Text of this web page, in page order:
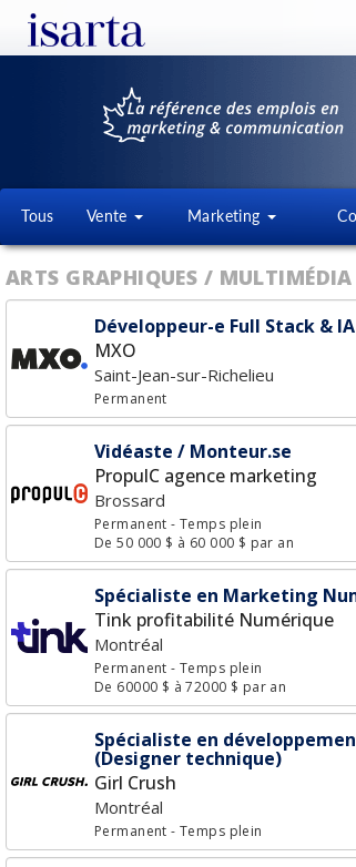
Tous Vente Marketing
ARTS GRAPHIQUES /
Développeur-e Full Stack & IA
MXO
Saint-Jean-sur-Richelieu
Permanent
Vidéaste / Monteur.se
PropulC agence marketing
Brossard
Permanent- Temps plein
De 50 000 $ à 60 000 $ par an
Spécialiste en Marketing
Tink profitabilité Numérique
Montréal
Permanent- Temps plein
De 60000 $ à 72000 $ par an
Spécialiste en
(Designer technique)
Girl Crush
Montréal
Permanent- Temps plein